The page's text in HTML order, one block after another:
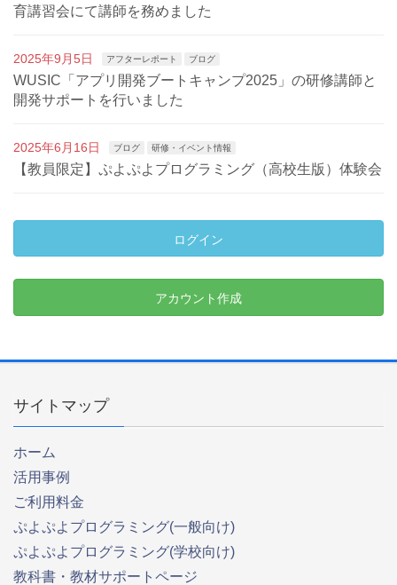
育講習会にて講師を務めました
2025年9月5日 アフターレポート ブログ
WUSIC「アプリ開発ブートキャンプ2025」の研修講師と
開発サポートを行いました
2025年6月16日 ブログ 研修・イベント情報
【教員限定】ぷよぷよプログラミング（高校生版）体験会
ログイン
アカウント作成
サイトマップ
ホーム
活用事例
ご利用料金
ぷよぷよプログラミング(一般向け)
ぷよぷよプログラミング(学校向け)
教科書・教材サポートページ